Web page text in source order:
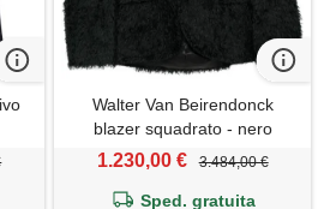
Walter Van Beirendonck
blazer squadrato - nero
1.230,00 € 3.484,00 €
Sped. gratuita